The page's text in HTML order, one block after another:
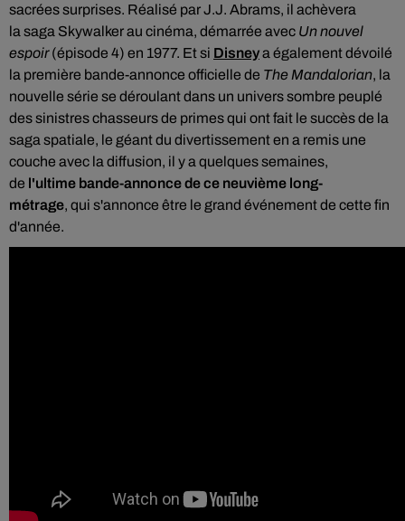
sacrées surprises. Réalisé par J.J. Abrams, il achèvera
la saga Skywalker au cinéma, démarrée avec Un nouvel
espoir(épisode 4) en 1977. Et si Disneya également dévoilé
la première bande-annonce officielle de The Mandalorian, la
nouvelle série se déroulant dans un univers sombre peuplé
des sinistres chasseurs de primes qui ont fait le succès de la
saga spatiale, le géant du divertissement en a remis une
couche avec la diffusion, il y a quelques semaines,
de l'ultime bande-annonce de ce neuvième long-
métrage, qui s'annonce être le grand événement de cette fin
d'année.